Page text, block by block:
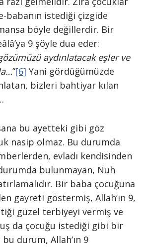
babanın istediği çizgide
böyle değillerdir. Bir
9 şöyle dua eder:
aydınlatacak eşler ve
”[6] Yani gördüğümüzde
bizleri bahtiyar kılan
bu ayetteki gibi göz
nasip olmaz. Bu durumda
evladı kendisinden
bulunmayan, Nuh
Bir baba çocuğuna
gayreti göstermiş, Allah’ın 9,
güzel terbiyeyi vermiş ve
da çocuğu istediği gibi bir
durum, Allah’ın 9